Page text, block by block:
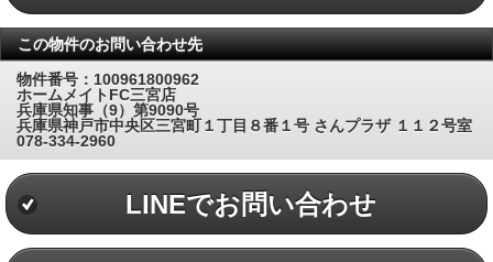
この物件のお問い合わせ先
物件番号：100961800962
ホームメイトFC三宮店
兵庫県知事（9）第9090号
兵庫県神戸市中央区三宮町１丁目８番１号 さんプラザ １１２号室
078-334-2960
LINEでお問い合わせ